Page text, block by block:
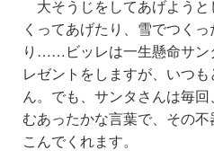
大そうじをしてあげよう
くってあげたり、雪でつく
り……ビッレは一生懸命サ
レゼントをしますが、いつ
ん。でも、サンタさんは毎
むあったかな言葉で、その
こんでくれます。